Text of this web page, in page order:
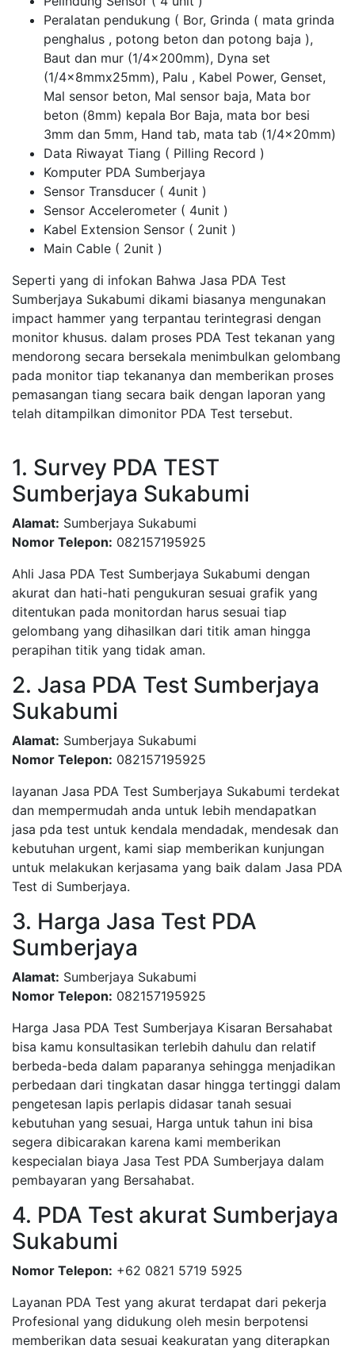
Peralatan pendukung ( Bor, Grinda ( mata grinda
penghalus , potong beton dan potong baja ),
Baut dan mur (1/4x200mm), Dyna set
(1/4x8mmx25mm), Palu , Kabel Power, Genset,
Mal sensor beton, Mal sensor baja, Mata bor
beton (8mm) kepala Bor Baja, mata bor besi
3mm dan 5mm, Hand tab, mata tab (1/4x20mm)
Data Riwayat Tiang ( Pilling Record )
Komputer PDA Sumberjaya
Sensor Transducer ( 4unit )
Sensor Accelerometer ( 4unit )
Kabel Extension Sensor ( 2unit )
Main Cable ( 2unit )
Seperti yang di infokan Bahwa Jasa PDA Test
Sumberjaya Sukabumi dikami biasanya mengunakan
impact hammer yang terpantau terintegrasi dengan
monitor khusus. dalam proses PDA Test tekanan yang
mendorong secara bersekala menimbulkan gelombang
pada monitor tiap tekananya dan memberikan proses
pemasangan tiang secara baik dengan laporan yang
telah ditampilkan dimonitor PDA Test tersebut.
1. Survey PDA TEST
Sumberjaya Sukabumi
Alamat: Sumberjaya Sukabumi
Nomor Telepon: 082157195925
Ahli Jasa PDA Test Sumberjaya Sukabumi dengan
akurat dan hati-hati pengukuran sesuai grafik yang
ditentukan pada monitordan harus sesuai tiap
gelombang yang dihasilkan dari titik aman hingga
perapihan titik yang tidak aman.
2. Jasa PDA Test Sumberjaya
Sukabumi
Alamat: Sumberjaya Sukabumi
Nomor Telepon: 082157195925
layanan Jasa PDA Test Sumberjaya Sukabumi terdekat
dan mempermudah anda untuk lebih mendapatkan
jasa pda test untuk kendala mendadak, mendesak dan
kebutuhan urgent, kami siap memberikan kunjungan
untuk melakukan kerjasama yang baik dalam Jasa PDA
Test di Sumberjaya.
3. Harga Jasa Test PDA
Sumberjaya
Alamat: Sumberjaya Sukabumi
Nomor Telepon: 082157195925
Harga Jasa PDA Test Sumberjaya Kisaran Bersahabat
bisa kamu konsultasikan terlebih dahulu dan relatif
berbeda-beda dalam paparanya sehingga menjadikan
perbedaan dari tingkatan dasar hingga tertinggi dalam
pengetesan lapis perlapis didasar tanah sesuai
kebutuhan yang sesuai, Harga untuk tahun ini bisa
segera dibicarakan karena kami memberikan
kespecialan biaya Jasa Test PDA Sumberjaya dalam
pembayaran yang Bersahabat.
4. PDA Test akurat Sumberjaya
Sukabumi
Nomor Telepon: +62 0821 5719 5925
Layanan PDA Test yang akurat terdapat dari pekerja
Profesional yang didukung oleh mesin berpotensi
memberikan data sesuai keakuratan yang diterapkan